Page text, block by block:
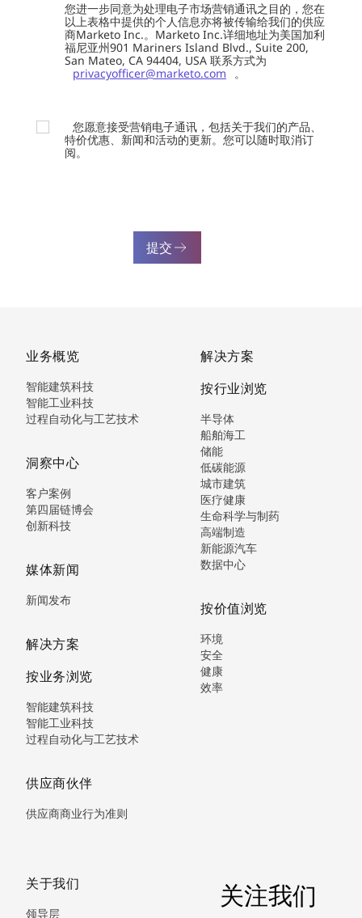
您进一步同意为处理电子市场营销通讯之目的，您在
以上表格中提供的个人信息亦将被传输给我们的供应
商Marketo Inc.。Marketo Inc.详细地址为美国加利
福尼亚州901 Mariners Island Blvd., Suite 200,
San Mateo, CA 94404, USA 联系方式为
privacyofficer@marketo.com
。
您愿意接受营销电子通讯，包括关于我们的产品、
特价优惠、新闻和活动的更新。您可以随时取消订
阅。
提交
业务概览
智能建筑科技
智能工业科技
过程自动化与工艺技术
洞察中心
客户案例
第四届链博会
创新科技
媒体新闻
新闻发布
解决方案
按业务浏览
智能建筑科技
智能工业科技
过程自动化与工艺技术
供应商伙伴
供应商商业行为准则
解决方案
按行业浏览
半导体
船舶海工
储能
低碳能源
城市建筑
医疗健康
生命科学与制药
高端制造
新能源汽车
数据中心
按价值浏览
环境
安全
健康
效率
关于我们
领导层
关注我们